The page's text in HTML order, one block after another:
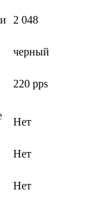
2 048
черный
220 pps
Нет
Нет
Нет